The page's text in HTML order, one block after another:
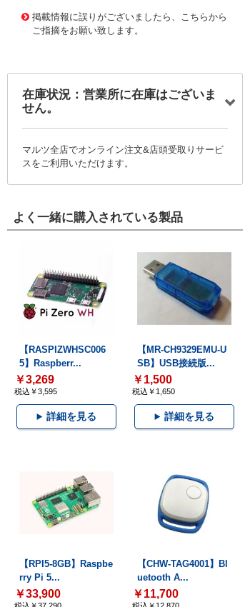
掲載情報に誤りがございましたら、こちらから
ご指摘をお願い致します。
在庫状況：営業所に在庫はございま
せん。
マルツ全店でオンライン注文&店頭受取りサービ
スをご利用いただけます。
よく一緒に購入されている製品
【RASPIZWHSC006
5】Raspberr...
￥3,269
税込￥3,595
詳細を見る
【MR-CH9329EMU-U
SB】USB接続版...
￥1,500
税込￥1,650
詳細を見る
【RPI5-8GB】Raspbe
rry Pi 5...
￥33,900
【CHW-TAG4001】Bl
uetooth A...
￥11,700